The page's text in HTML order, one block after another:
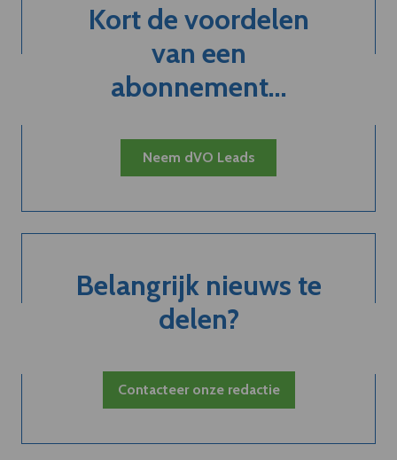
Kort de voordelen
van een
abonnement...
Neem dVO Leads
Belangrijk nieuws te
delen?
Contacteer onze redactie